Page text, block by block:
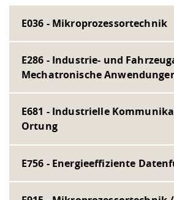
E036 - Mikroprozessortechnik
E286 - Industrie- und
Mechatronische
E681 - Industrielle
Ortung
E756 - Energieeffiziente